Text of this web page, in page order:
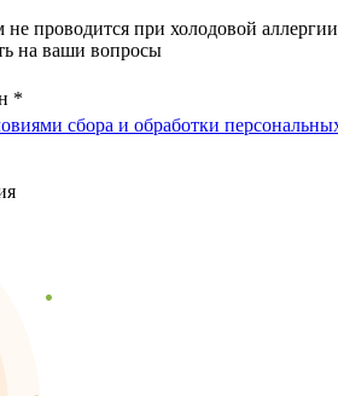
проводится при холодовой
на ваши вопросы
*
сбора и обработки